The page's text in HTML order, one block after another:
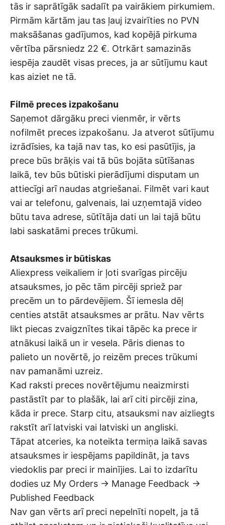
tās ir saprātīgāk sadalīt pa vairākiem pirkumiem.
Pirmām kārtām jau tas ļauj izvairīties no PVN
maksāšanas gadījumos, kad kopējā pirkuma
vērtība pārsniedz 22 €. Otrkārt samazinās
iespēja zaudēt visas preces, ja ar sūtījumu kaut
kas aiziet ne tā.
Filmē preces izpakošanu
Saņemot dārgāku preci vienmēr, ir vērts
nofilmēt preces izpakošanu. Ja atverot sūtījumu
izrādīsies, ka tajā nav tas, ko esi pasūtījis, ja
prece būs brāķis vai tā būs bojāta sūtīšanas
laikā, tev būs būtiski pierādījumi disputam un
attiecīgi arī naudas atgriešanai. Filmēt vari kaut
vai ar telefonu, galvenais, lai uzņemtajā video
būtu tava adrese, sūtītāja dati un lai tajā būtu
labi saskatāmi preces trūkumi.
Atsauksmes ir būtiskas
Aliexpress veikaliem ir ļoti svarīgas pircēju
atsauksmes, jo pēc tām pircēji spriež par
precēm un to pārdevējiem. Šī iemesla dēļ
centies atstāt atsauksmes ar prātu. Nav vērts
likt piecas zvaigznītes tikai tāpēc ka prece ir
atnākusi laikā un ir vesela. Pāris dienas to
palieto un novērtē, jo reizēm preces trūkumi
nav pamanāmi uzreiz.
Kad raksti preces novērtējumu neaizmirsti
pastāstīt par to plašāk, lai arī citi pircēji zina,
kāda ir prece. Starp citu, atsauksmi nav aizliegts
rakstīt arī latviski vai latviski un angliski.
Tāpat atceries, ka noteikta termiņa laikā savas
atsauksmes ir iespējams papildināt, ja tavs
viedoklis par preci ir mainījies. Lai to izdarītu
dodies uz My Orders → Manage Feedback →
Published Feedback
Nav gan vērts arī preci nepelnīti nopelt, ja tā